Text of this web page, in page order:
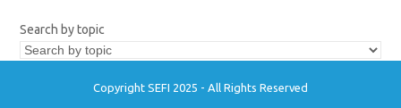
Search by topic
Copyright SEFI 2025 - All Rights Reserved